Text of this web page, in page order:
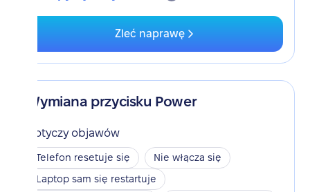
Zleć naprawę
Wymiana przycisku Power
Dotyczy objawów
Telefon resetuje się
Nie włącza się
Laptop sam się restartuje